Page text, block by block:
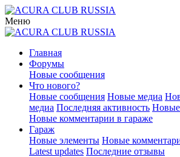
Меню
Главная
Форумы
Новые сообщения
Что нового?
Новые сообщения Новые медиа
медиа Последняя активность Новые
Новые комментарии в гараже
Гараж
Новые элементы Новые
Latest updates Последние отзывы